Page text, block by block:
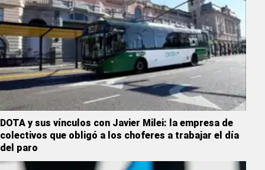
DOTA y sus vínculos con Javier Milei: la empresa de
colectivos que obligó a los choferes a trabajar el día
del paro